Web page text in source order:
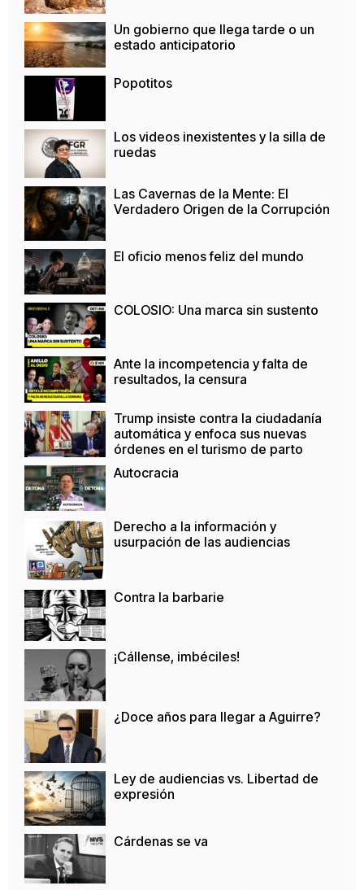
Un gobierno que llega tarde o un
estado anticipatorio
Popotitos
Los videos inexistentes y la silla de
ruedas
Las Cavernas de la Mente: El
Verdadero Origen de la Corrupción
El oficio menos feliz del mundo
COLOSIO: Una marca sin sustento
Ante la incompetencia y falta de
resultados, la censura
Trump insiste contra la ciudadanía
automática y enfoca sus nuevas
órdenes en el turismo de parto
Autocracia
Derecho a la información y
usurpación de las audiencias
Contra la barbarie
¡Cállense, imbéciles!
¿Doce años para llegar a Aguirre?
Ley de audiencias vs. Libertad de
expresión
Cárdenas se va